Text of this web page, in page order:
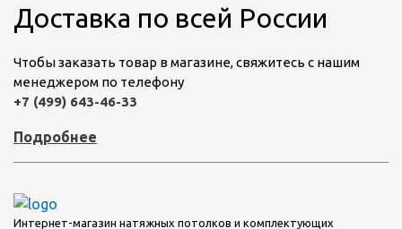
Доставка по всей России
Чтобы заказать товар в магазине, свяжитесь с нашим
менеджером по телефону
+7 (499) 643-46-33
Подробнее
Интернет-магазин натяжных потолков и комплектующих